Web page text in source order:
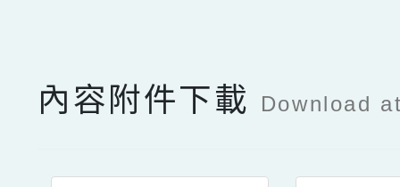
內容附件下載 Download